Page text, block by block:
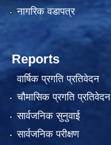
नागरिक वडापत्र
Reports
वार्षिक प्रगति प्रतिवेदन
चौमासिक प्रगति प्रतिवेदन
सार्वजनिक सुनुवाई
सार्वजनिक परीक्षण